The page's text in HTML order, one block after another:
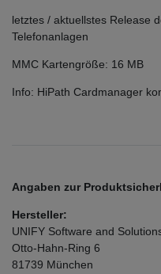
letztes / aktuellstes Release
Telefonanlagen
MMC Kartengröße: 16 MB
Info: HiPath Cardmanager
Angaben zur
Hersteller:
UNIFY Software and
Otto-Hahn-Ring 6
81739 München